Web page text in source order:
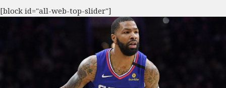
[block id="all-web-top-slider"]